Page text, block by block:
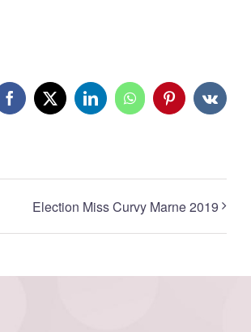
Facebook
X LinkedInWhatsAppPinterestVk
Election Miss Curvy Marne 2019